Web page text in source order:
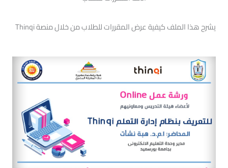
يشرح هذا الملف كيفية عرض المقررات للطلاب من خلال منصة Thinqi